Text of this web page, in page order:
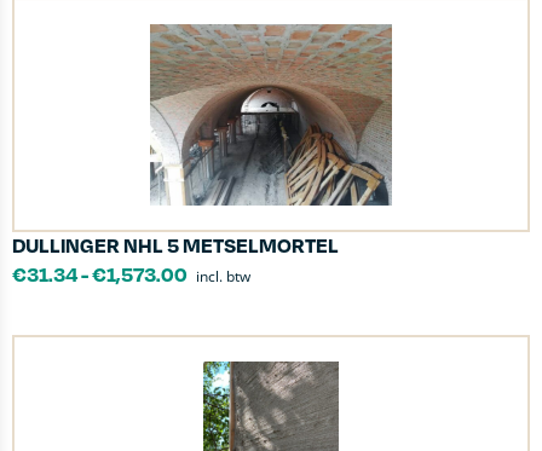
DULLINGER NHL 5 METSELMORTEL
€31.34-€1,573.00 incl. btw